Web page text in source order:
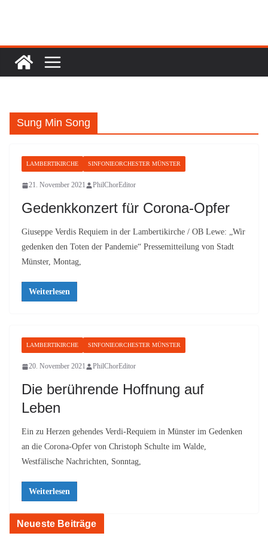
Sung Min Song
LAMBERTIKIRCHE SINFONIEORCHESTER MÜNSTER
21. November 2021 PhilChorEditor
Gedenkkonzert für Corona-Opfer
Giuseppe Verdis Requiem in der Lambertikirche / OB Lewe: „Wir
gedenken den Toten der Pandemie“ Pressemitteilung von Stadt
Münster, Montag,
Weiterlesen
LAMBERTIKIRCHE SINFONIEORCHESTER MÜNSTER
20. November 2021 PhilChorEditor
Die berührende Hoffnung auf
Leben
Ein zu Herzen gehendes Verdi-Requiem in Münster im Gedenken
an die Corona-Opfer von Christoph Schulte im Walde,
Westfälische Nachrichten, Sonntag,
Weiterlesen
Neueste Beiträge